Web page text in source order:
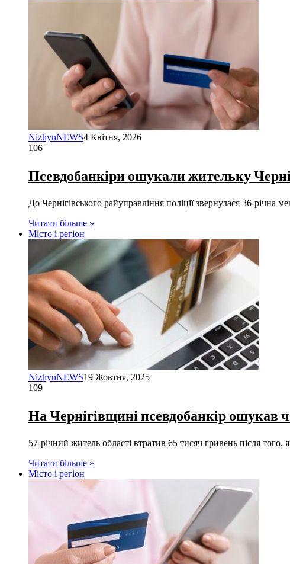
NizhynNEWS4 Квітня, 2026
106
Псевдобанкіри ошукали жительку
До Чернігівського райуправління поліції звернулася 36-
Читати більше »
Місто і регіон
NizhynNEWS19 Жовтня, 2025
109
На Чернігівщині псевдобанкір ошукав
57-річний житель області втратив 65 тисяч гривень після
Читати більше »
Місто і регіон